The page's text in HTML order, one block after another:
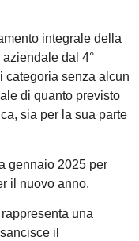
integrale della
dal 4°
categoria senza alcun
di quanto previsto
sia per la sua parte
gennaio 2025 per
il nuovo anno.
una
il